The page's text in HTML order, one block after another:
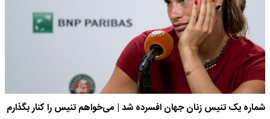
شماره یک تنیس زنان جهان افسرده شد | می‌خواهم تنیس را کنار بگذارم